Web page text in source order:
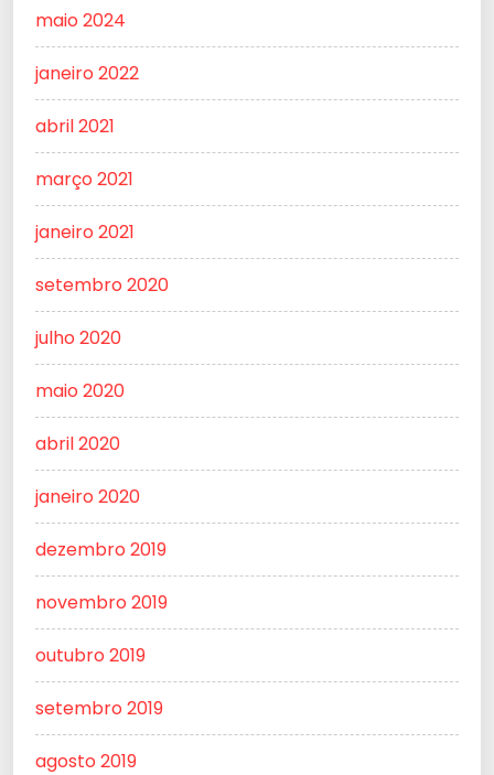
maio 2024
janeiro 2022
abril 2021
março 2021
janeiro 2021
setembro 2020
julho 2020
maio 2020
abril 2020
janeiro 2020
dezembro 2019
novembro 2019
outubro 2019
setembro 2019
agosto 2019